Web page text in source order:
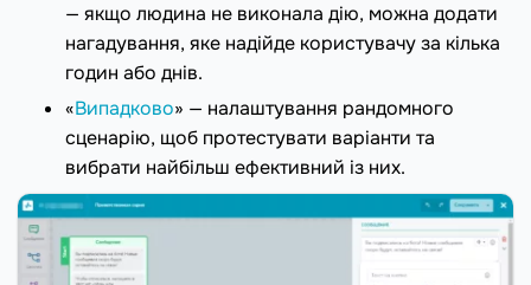
— якщо людина не виконала дію, можна додати
нагадування, яке надійде користувачу за кілька
годин або днів.
«Випадково» — налаштування рандомного
сценарію, щоб протестувати варіанти та
вибрати найбільш ефективний із них.